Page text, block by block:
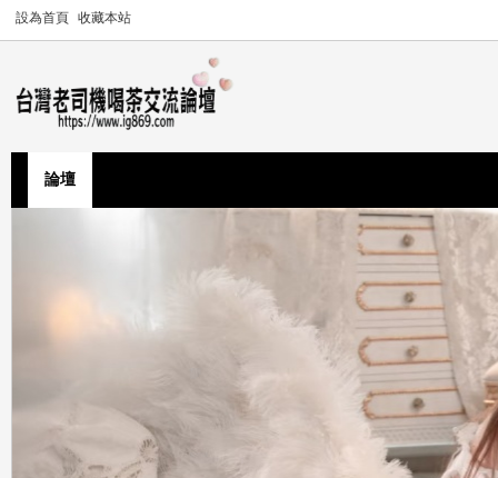
設為首頁 收藏本站
論壇